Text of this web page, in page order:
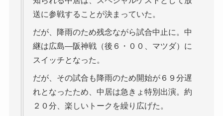
送に参戦することが決まっていた。
だが、降雨のため残念ながら試合中止に。中
継は広島―阪神戦（後６・００、マツダ）に
スイッチとなった。
だが、その試合も降雨のため開始が６９分遅
れとなったため、中居は急きょ特別出演。約
２０分、楽しいトークを繰り広げた。